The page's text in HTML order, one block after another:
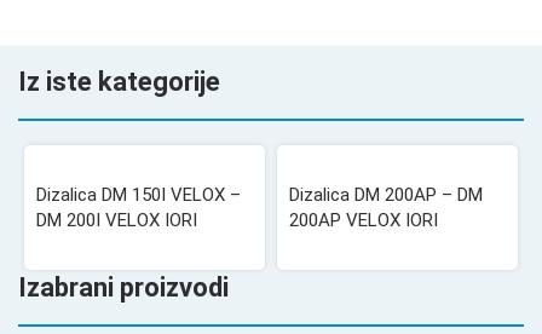
Iz iste kategorije
Dizalica DM 150I VELOX –
DM 200I VELOX IORI
Dizalica DM 200AP – DM
200AP VELOX IORI
Izabrani proizvodi